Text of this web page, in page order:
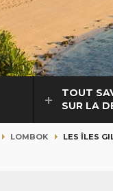
TOUT
SUR LA
LOMBOK LES ÎLES